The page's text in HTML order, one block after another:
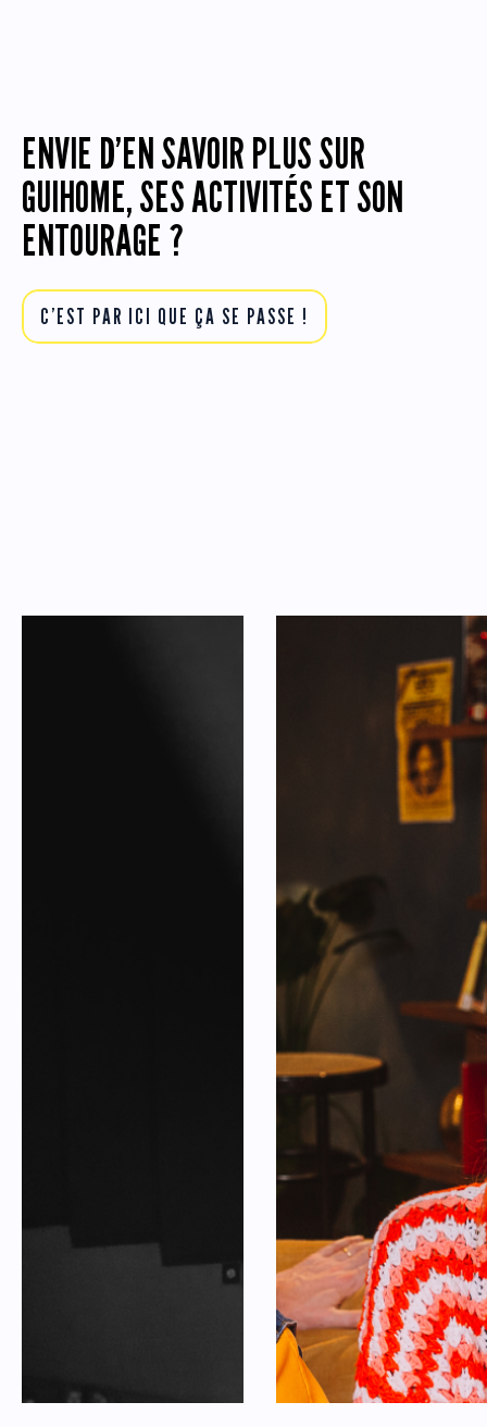
ENVIE D’EN SAVOIR PLUS SUR
GUIHOME, SES ACTIVITÉS ET SON
ENTOURAGE ?
C’EST PAR ICI QUE ÇA SE PASSE !